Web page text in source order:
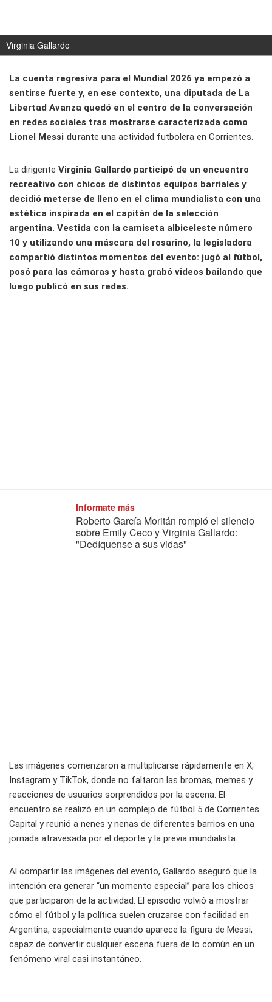
Virginia Gallardo
La cuenta regresiva para el Mundial 2026 ya empezó a
sentirse fuerte y, en ese contexto, una diputada de La
Libertad Avanza quedó en el centro de la conversación
en redes sociales tras mostrarse caracterizada como
Lionel Messi durante una actividad futbolera en Corrientes.
La dirigente Virginia Gallardo participó de un encuentro
recreativo con chicos de distintos equipos barriales y
decidió meterse de lleno en el clima mundialista con una
estética inspirada en el capitán de la selección
argentina. Vestida con la camiseta albiceleste número
10 y utilizando una máscara del rosarino, la legisladora
compartió distintos momentos del evento: jugó al fútbol,
posó para las cámaras y hasta grabó videos bailando que
luego publicó en sus redes.
Informate más
Roberto García Moritán rompió el silencio
sobre Emily Ceco y Virginia Gallardo:
"Dedíquense a sus vidas"
Las imágenes comenzaron a multiplicarse rápidamente en X,
Instagram y TikTok, donde no faltaron las bromas, memes y
reacciones de usuarios sorprendidos por la escena. El
encuentro se realizó en un complejo de fútbol 5 de Corrientes
Capital y reunió a nenes y nenas de diferentes barrios en una
jornada atravesada por el deporte y la previa mundialista.
Al compartir las imágenes del evento, Gallardo aseguró que la
intención era generar “un momento especial” para los chicos
que participaron de la actividad. El episodio volvió a mostrar
cómo el fútbol y la política suelen cruzarse con facilidad en
Argentina, especialmente cuando aparece la figura de Messi,
capaz de convertir cualquier escena fuera de lo común en un
fenómeno viral casi instantáneo.